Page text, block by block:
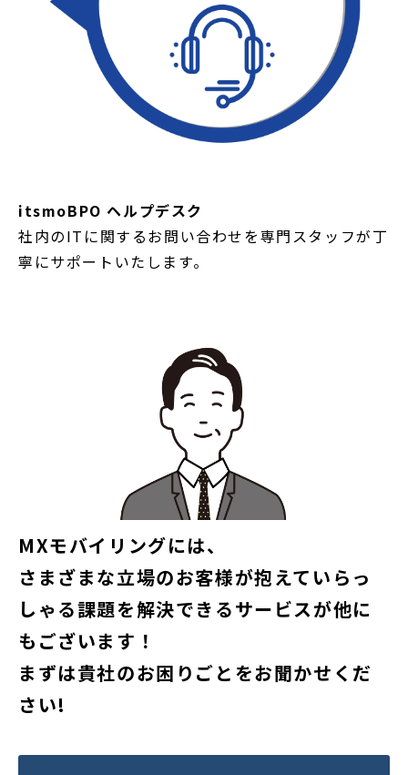
itsmoBPO ヘルプデスク
社内のITに関するお問い合わせを専門スタッフが丁
寧にサポートいたします。
MXモバイリングには、
さまざまな立場のお客様が抱えていらっ
しゃる課題を解決できるサービスが他に
もございます！
まずは貴社のお困りごとをお聞かせくだ
さい!